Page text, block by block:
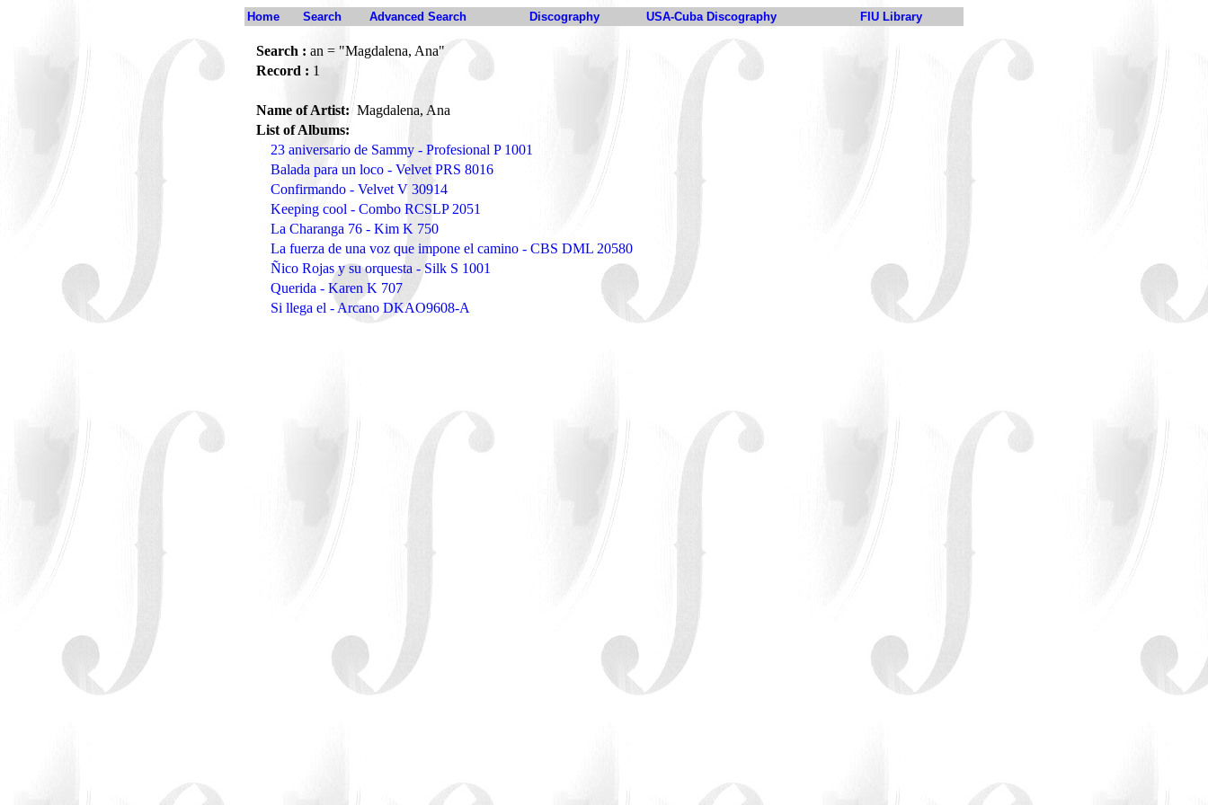
Home Search Advanced Search Discography USA-Cuba Discography FIU Library
Search : an = "Magdalena, Ana"
Record : 1
Name of Artist:Magdalena, Ana
List of Albums:
23 aniversario de Sammy - Profesional P 1001
Balada para un loco - Velvet PRS 8016
Confirmando - Velvet V 30914
Keeping cool - Combo RCSLP 2051
La Charanga 76 - Kim K 750
La fuerza de una voz que impone el camino - CBS DML 20580
Ñico Rojas y su orquesta - Silk S 1001
Querida - Karen K 707
Si llega el - Arcano DKAO9608-A